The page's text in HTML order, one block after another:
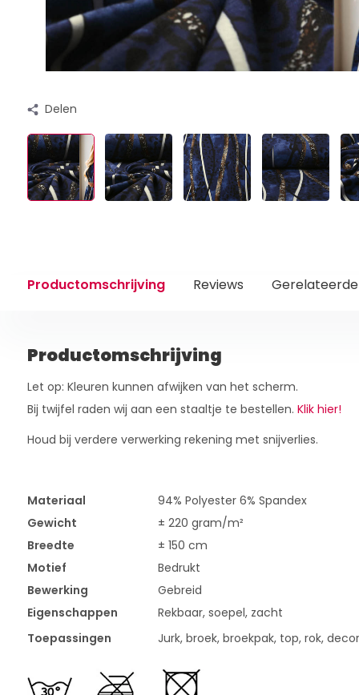
Delen
Productomschrijving Reviews
Productomschrijving
Let op: Kleuren kunnen afwijken van het scherm.
Bij twijfel raden wij aan een staaltje te bestellen. Klik hier!
Houd bij verdere verwerking rekening met snijverlies.
Materiaal
94% Polyester 6% Spandex
Gewicht
± 220 gram/m²
Breedte
± 150 cm
Motief
Bedrukt
Bewerking
Gebreid
Eigenschappen
Rekbaar, soepel, zacht
Toepassingen
Jurk, broek, broekpak, top, rok,